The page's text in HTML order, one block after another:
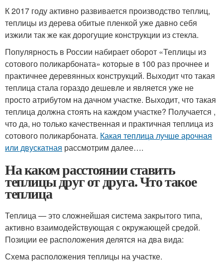
К 2017 году активно развивается производство теплиц,
теплицы из дерева обитые пленкой уже давно себя
изжили так же как дорогущие конструкции из стекла.
Популярность в России набирает оборот «Теплицы из
сотового поликарбоната» которые в 100 раз прочнее и
практичнее деревянных конструкций. Выходит что такая
теплица стала гораздо дешевле и является уже не
просто атрибутом на дачном участке. Выходит, что такая
теплица должна стоять на каждом участке? Получается ,
что да, но только качественная и практичная теплица из
сотового поликарбоната. Какая теплица лучше арочная
или двускатная рассмотрим далее….
На каком расстоянии ставить
теплицы друг от друга. Что такое
теплица
Теплица — это сложнейшая система закрытого типа,
активно взаимодействующая с окружающей средой.
Позиции ее расположения делятся на два вида:
Схема расположения теплицы на участке.